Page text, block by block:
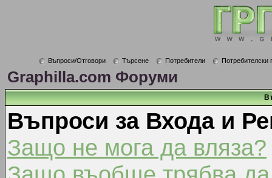
Въпроси/Отговори Търсене Потребители Потребителски
Graphilla.com Форуми
Въпроси за Входа и
Защо не мога да вляза?